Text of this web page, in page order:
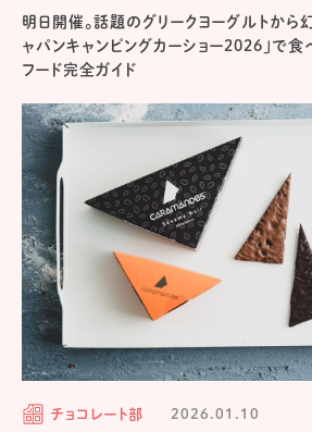
明日開催。話題のグリークヨーグルトから
ャパンキャンピングカーショー2026」で食
フード完全ガイド
チョコレート部 2026.01.10